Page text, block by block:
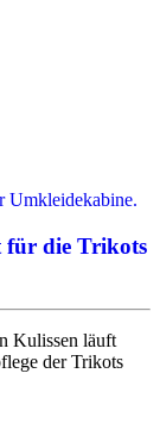
für die Trikots
Kulissen läuft
der Trikots